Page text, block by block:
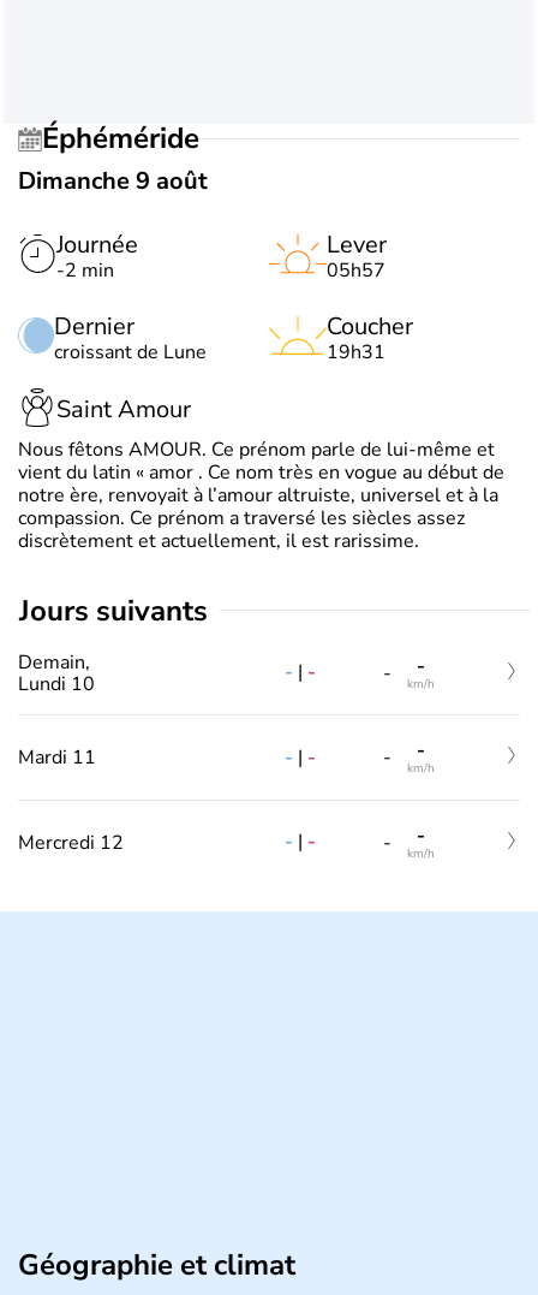
Éphéméride
Dimanche 9 août
Journée
-2 min
Dernier
croissant de Lune
Lever
05h57
Coucher
19h31
Saint Amour
Nous fêtons AMOUR. Ce prénom parle de lui-même et
vient du latin « amor . Ce nom très en vogue au début de
notre ère, renvoyait à l’amour altruiste, universel et à la
compassion. Ce prénom a traversé les siècles assez
discrètement et actuellement, il est rarissime.
jours suivants
Demain,
Lundi 10
- | - - -
km/h
Mardi 11 - | - - -
km/h
Mercredi 12 - | - - -
km/h
Géographie et climat